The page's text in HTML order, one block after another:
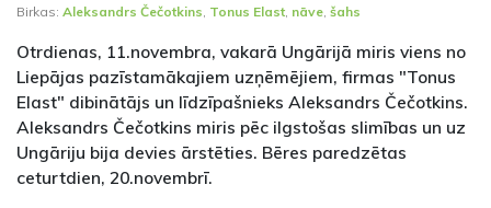
Birkas: Aleksandrs Čečotkins, Tonus Elast, nāve, šahs
Otrdienas, 11.novembra, vakarā Ungārijā miris viens no
Liepājas pazīstamākajiem uzņēmējiem, firmas "Tonus
Elast" dibinātājs un līdzīpašnieks Aleksandrs Čečotkins.
Aleksandrs Čečotkins miris pēc ilgstošas slimības un uz
Ungāriju bija devies ārstēties. Bēres paredzētas
ceturtdien, 20.novembrī.